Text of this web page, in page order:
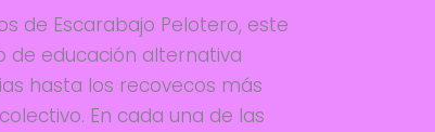
de Escarabajo Pelotero, este
educación alternativa
hasta los recovecos más
En cada una de las